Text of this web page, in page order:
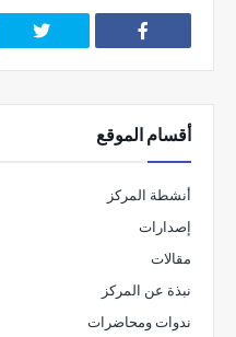
أقسام الموقع
أنشطة المركز
إصدارات
مقالات
نبذة عن المركز
ندوات ومحاضرات